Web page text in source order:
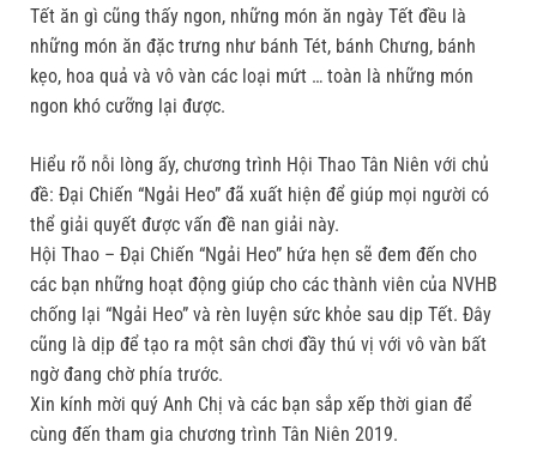
Tết ăn gì cũng thấy ngon, những món ăn ngày Tết đều là
những món ăn đặc trưng như bánh Tét, bánh Chưng, bánh
kẹo, hoa quả và vô vàn các loại mứt … toàn là những món
ngon khó cưỡng lại được.
Hiểu rõ nỗi lòng ấy, chương trình Hội Thao Tân Niên với chủ
đề: Đại Chiến “Ngải Heo” đã xuất hiện để giúp mọi người có
thể giải quyết được vấn đề nan giải này.
Hội Thao – Đại Chiến “Ngải Heo” hứa hẹn sẽ đem đến cho
các bạn những hoạt động giúp cho các thành viên của NVHB
chống lại “Ngải Heo” và rèn luyện sức khỏe sau dịp Tết. Đây
cũng là dịp để tạo ra một sân chơi đầy thú vị với vô vàn bất
ngờ đang chờ phía trước.
Xin kính mời quý Anh Chị và các bạn sắp xếp thời gian để
cùng đến tham gia chương trình Tân Niên 2019.